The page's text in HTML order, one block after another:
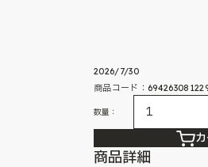
2026/7/30
商品コード：
数量：
商品詳細